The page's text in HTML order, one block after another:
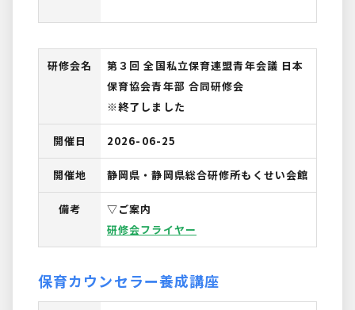
研修会名
第３回 全国私立保育連盟青年会議 日本
保育協会青年部 合同研修会
※終了しました
開催日 2026-06-25
開催地 静岡県・静岡県総合研修所もくせい会館
備考
▽ご案内
研修会フライヤー
保育カウンセラー養成講座